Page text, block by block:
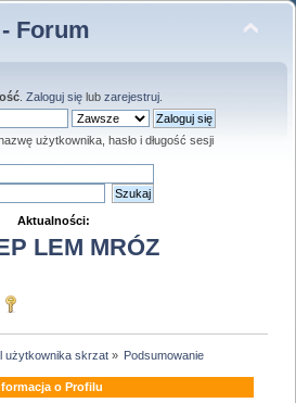
Forum
. Zaloguj sięlub zarejestruj.
użytkownika, hasło i długość sesji
Aktualności:
LEM MRÓZ
użytkownika skrzat» Podsumowanie
o Profilu